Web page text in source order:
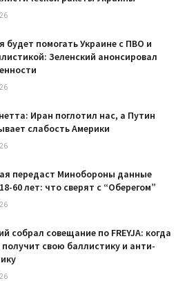
будет помогать Украине с ПВО и
Зеленский анонсировал
Иран поглотил нас, а Путин
слабость Америки
передаст Минобороны данные
60 лет: что сверят с “Оберегом”
собрал совещание по FREYJA: когда
свою баллистику и анти-